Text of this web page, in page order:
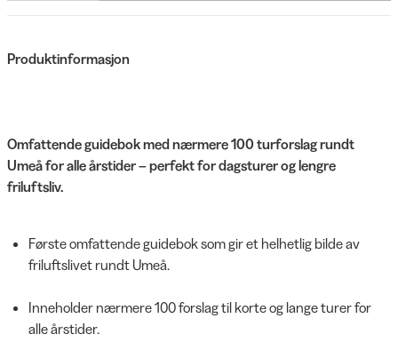
Produktinformasjon
Omfattende guidebok med nærmere 100 turforslag rundt
Umeå for alle årstider – perfekt for dagsturer og lengre
friluftsliv.
Første omfattende guidebok som gir et helhetlig bilde av
friluftslivet rundt Umeå.
Inneholder nærmere 100 forslag til korte og lange turer for
alle årstider.